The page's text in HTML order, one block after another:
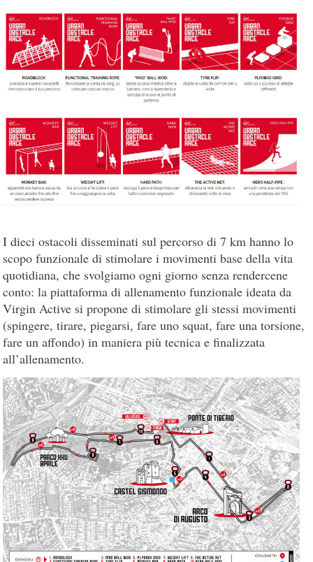
I dieci ostacoli disseminati sul percorso di 7 km hanno lo
scopo funzionale di stimolare i movimenti base della vita
quotidiana, che svolgiamo ogni giorno senza rendercene
conto: la piattaforma di allenamento funzionale ideata da
Virgin Active si propone di stimolare gli stessi movimenti
(spingere, tirare, piegarsi, fare uno squat, fare una torsione,
fare un affondo) in maniera più tecnica e finalizzata
all’allenamento.